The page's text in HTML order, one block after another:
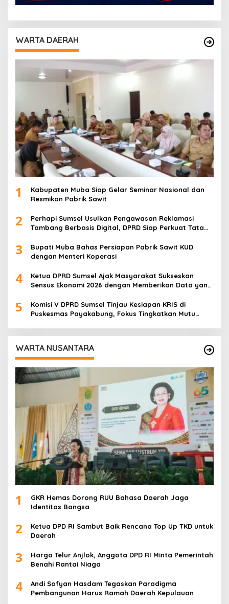
WARTA DAERAH
1
Kabupaten Muba Siap Gelar Seminar Nasional dan
Resmikan Pabrik Sawit
2
Perhapi Sumsel Usulkan Pengawasan Reklamasi
Tambang Berbasis Digital, DPRD Siap Perkuat Tata
3
Bupati Muba Bahas Persiapan Pabrik Sawit KUD
dengan Menteri Koperasi
4
Ketua DPRD Sumsel Ajak Masyarakat Sukseskan
Sensus Ekonomi 2026 dengan Memberikan Data yang
5
Komisi V DPRD Sumsel Tinjau Kesiapan KRIS di
Puskesmas Payakabung, Fokus Tingkatkan Mutu
WARTA NUSANTARA
1
GKR Hemas Dorong RUU Bahasa Daerah Jaga
Identitas Bangsa
2
Ketua DPD RI Sambut Baik Rencana Top Up TKD untuk
Daerah
3
Harga Telur Anjlok, Anggota DPD RI Minta Pemerintah
Benahi Rantai Niaga
4
Andi Sofyan Hasdam Tegaskan Paradigma
Pembangunan Harus Ramah Daerah Kepulauan